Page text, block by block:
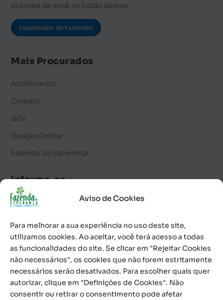
Aviso de Cookies
Para melhorar a sua experiência no uso deste site,
utilizamos cookies. Ao aceitar, você terá acesso a todas
as funcionalidades do site. Se clicar em "Rejeitar Cookies
não necessários", os cookies que não forem estritamente
necessários serão desativados. Para escolher quais quer
autorizar, clique em "Definições de Cookies". Não
consentir ou retirar o consentimento pode afetar
próxima de você no botão abaixo
Localizador de Fazendas
Mais Procurados
Acolhimento
Contato
GEV
Doação Online
Fazenda da Esperança
Informe-se
Notícias
Calendário de Eventos
Informativo
Contato